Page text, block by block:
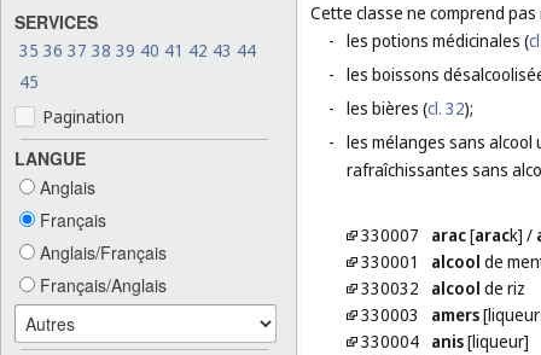
SERVICES
35 36 37 38 39 40 41 42 43 44
45
Pagination
LANGUE
Anglais
Français
Anglais/Français
Français/Anglais
Cette classe ne comprend
- les potions médicinales (
- les boissons
- les bières (cl. 32);
- les mélanges sans
rafraîchissantes sans
330007 arac[arack] /
330001
alcool de
330032
alcool de riz
330003
amers
330004 anis[liqueur]